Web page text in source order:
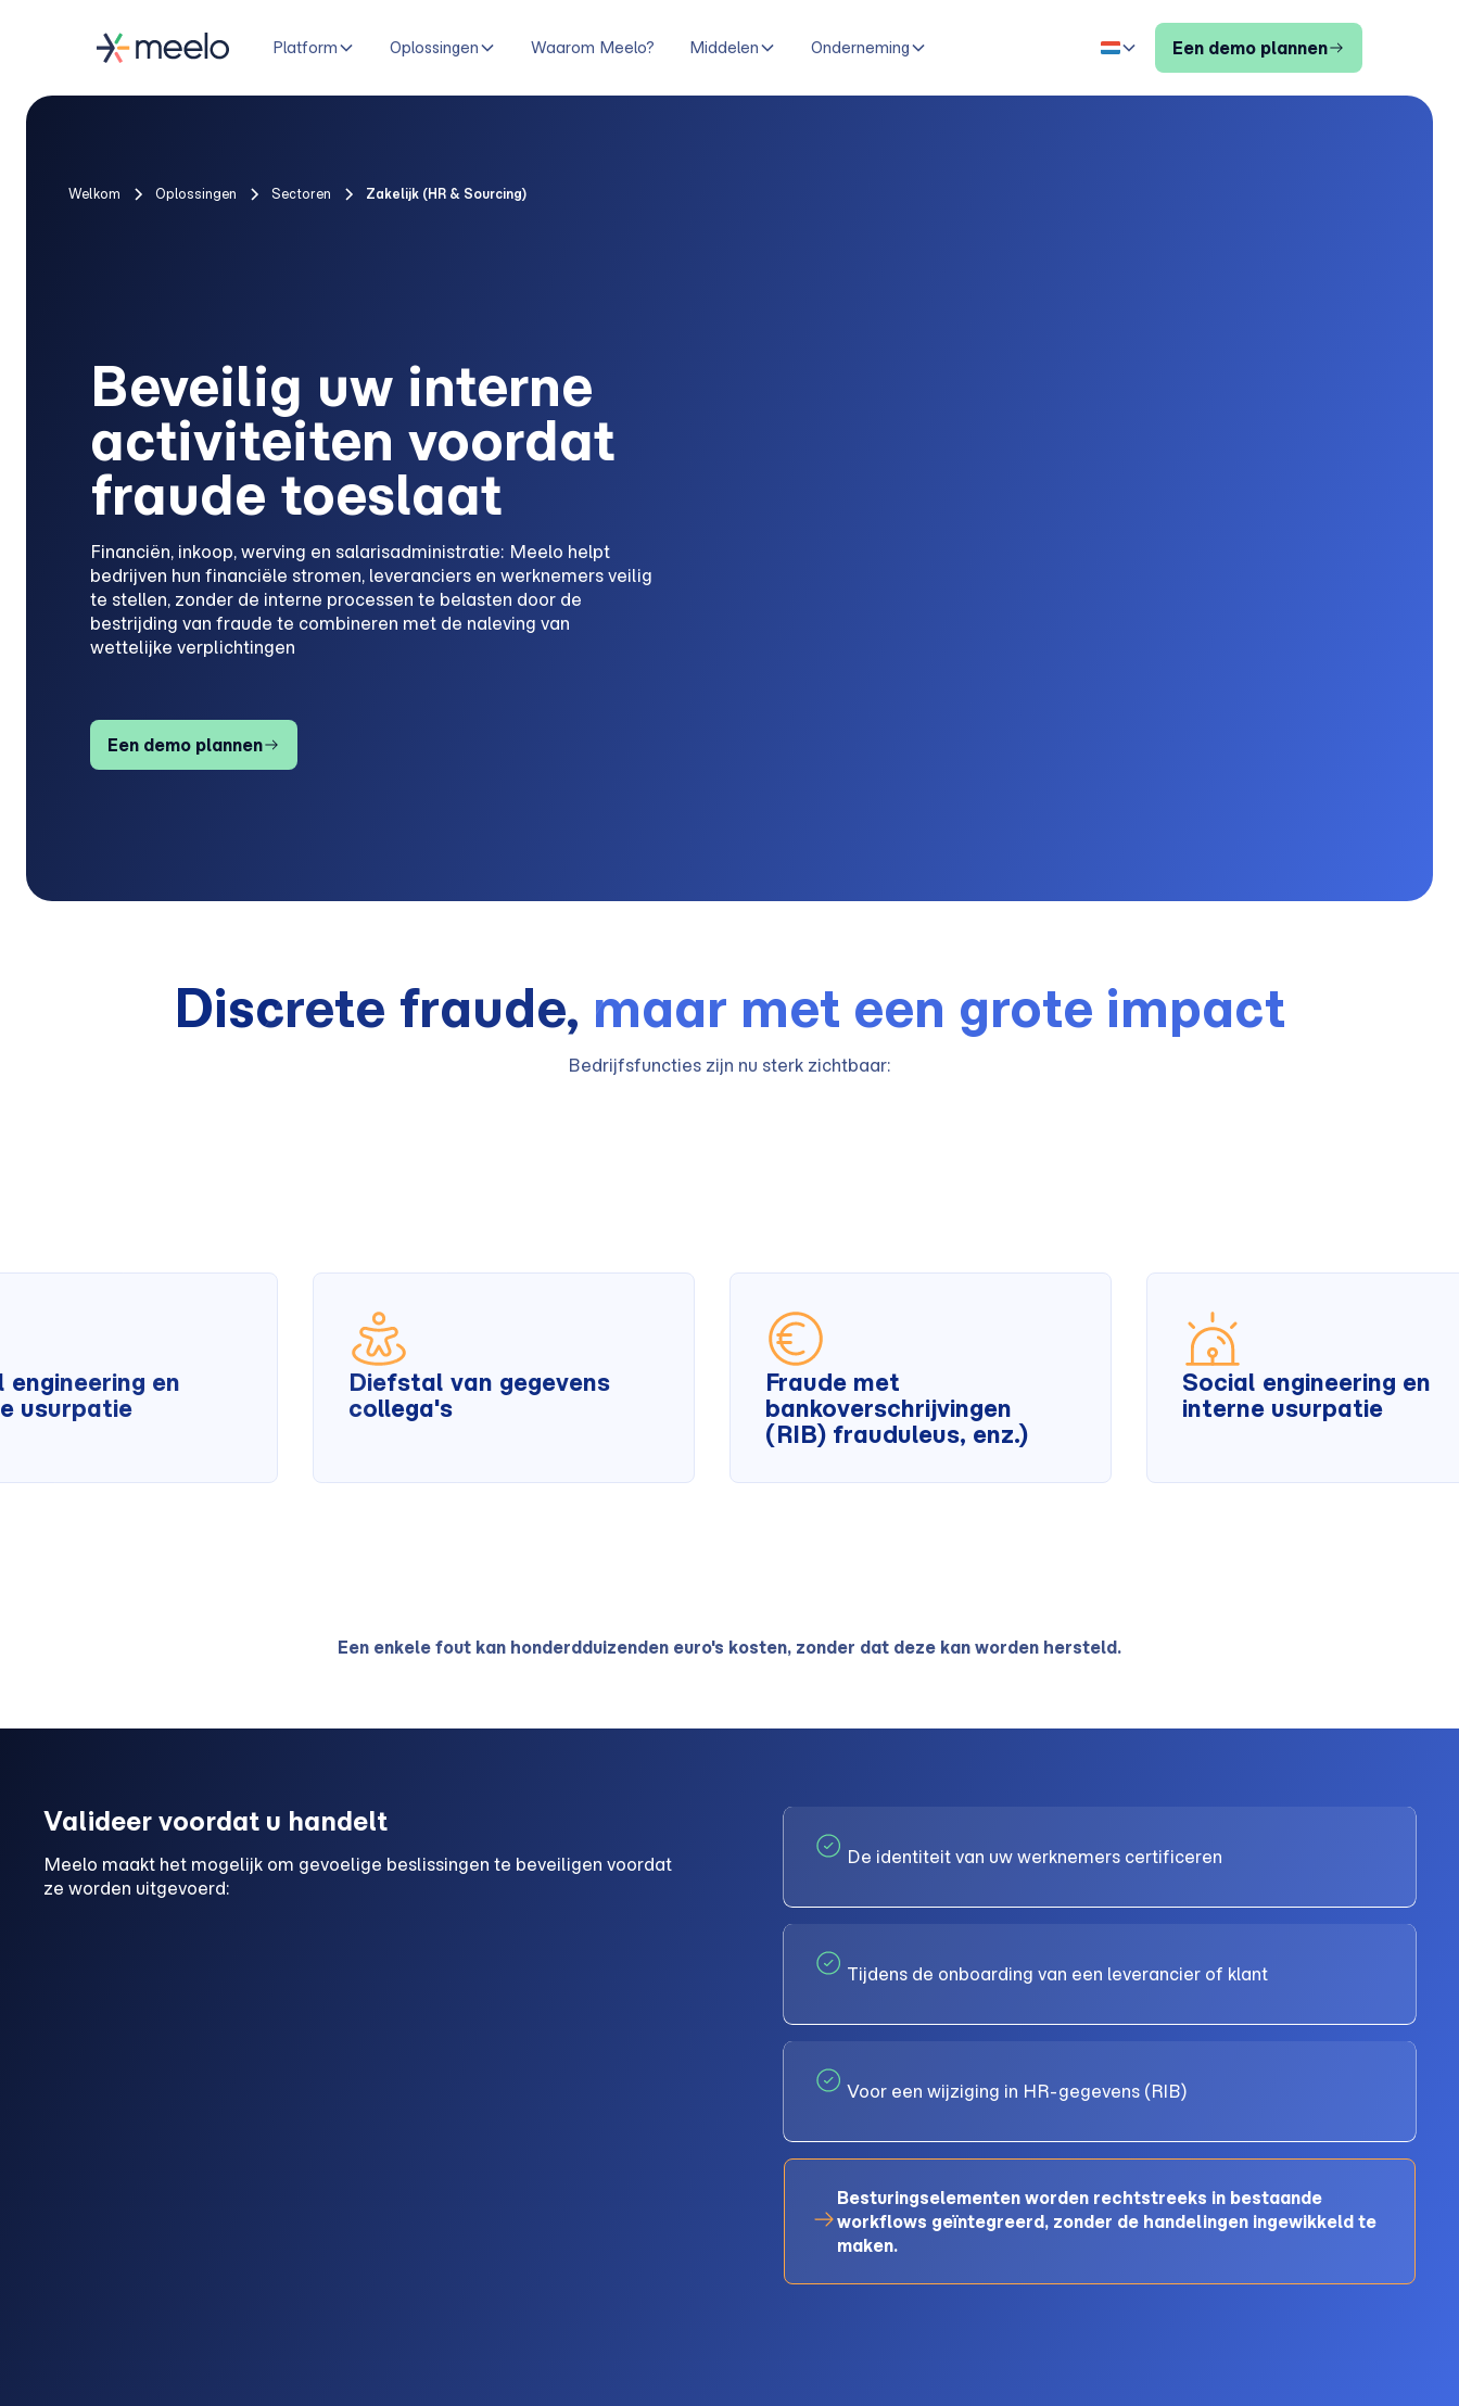
Platform Oplossingen Waarom Meelo? Middelen Onderneming Een demo plannen
Welkom Oplossingen Sectoren Zakelijk (HR & Sourcing)
Beveilig uw interne
activiteiten voordat
fraude toeslaat
Financiën, inkoop, werving en salarisadministratie: Meelo helpt
bedrijven hun financiële stromen, leveranciers en werknemers veilig
te stellen, zonder de interne processen te belasten door de
bestrijding van fraude te combineren met de naleving van
wettelijke verplichtingen
Een demo plannen
Discrete fraude, maar met een grote impact
Bedrijfsfuncties zijn nu sterk zichtbaar:
engineering en
usurpatie
Diefstal van gegevens
collega's
Fraude met
bankoverschrijvingen
(RIB) frauduleus, enz.)
Social engineering en
interne usurpatie
Een enkele fout kan honderdduizenden euro's kosten, zonder dat deze kan worden hersteld.
Valideer voordat u handelt
Meelo maakt het mogelijk om gevoelige beslissingen te beveiligen voordat
ze worden uitgevoerd:
De identiteit van uw werknemers certificeren
Tijdens de onboarding van een leverancier of klant
Voor een wijziging in HR-gegevens (RIB)
Besturingselementen worden rechtstreeks in bestaande
workflows geïntegreerd, zonder de handelingen ingewikkeld te
maken.